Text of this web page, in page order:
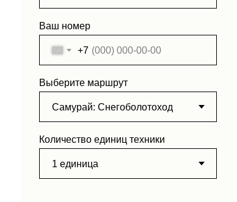
Ваш номер
+7
Выберите маршрут
Количество единиц техники